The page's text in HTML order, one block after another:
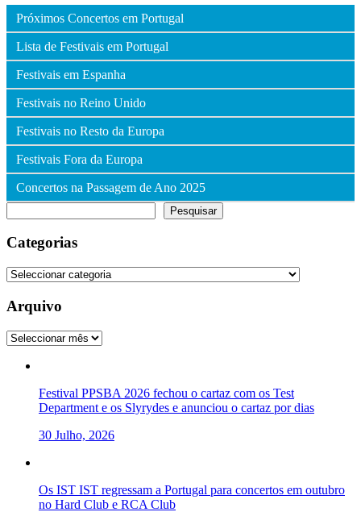
Próximos Concertos em Portugal
Lista de Festivais em Portugal
Festivais em Espanha
Festivais no Reino Unido
Festivais no Resto da Europa
Festivais Fora da Europa
Concertos na Passagem de Ano 2025
Pesquisar
Categorias
Categorias
Arquivo
Arquivo
Festival PPSBA 2026 fechou o cartaz com os Test
Department e os Slyrydes e anunciou o cartaz por dias
30 Julho, 2026
Os IST IST regressam a Portugal para concertos em outubro
no Hard Club e RCA Club